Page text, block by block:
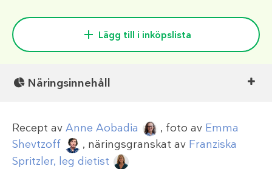
Lägg till i inköpslista
Näringsinnehåll
Recept av Anne Aobadia , foto av Emma
Shevtzoff
, näringsgranskat av Franziska
Spritzler, leg dietist